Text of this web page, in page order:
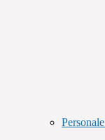
Personale